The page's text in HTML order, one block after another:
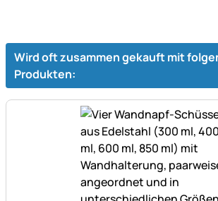
Wird oft zusammen gekauft mit
Produkten: